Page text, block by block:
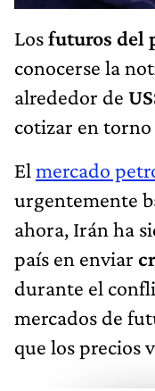
Losfuturos del
conocerse la
alrededor de
cotizar en torno
El mercado
urgentemente
ahora, Irán ha
país en enviar
durante el
mercados de
que los precios